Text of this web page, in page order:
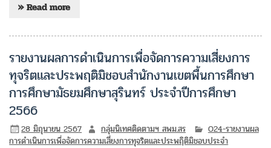
» Read more
รายงานผลการดำเนินการเพื่อจัดการความเสี่ยงการ
ทุจริตและประพฤติมิชอบสำนักงานเขตพื้นการศึกษา
การศึกษามัธยมศึกษาสุรินทร์ ประจำปีการศึกษา
2566
28 มิถุนายน 2567 กลุ่มนิเทศติดตามฯ สพม.สร
O24-รายงานผล
การดำเนินการเพื่อจัดการความเสี่ยงการทุจริตและประพฤิติมิชอบประจำ